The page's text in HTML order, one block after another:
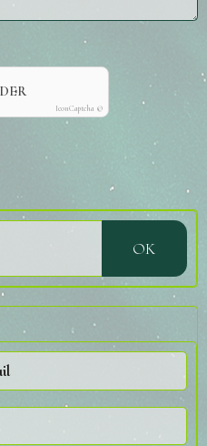
IconCaptcha ©
OK